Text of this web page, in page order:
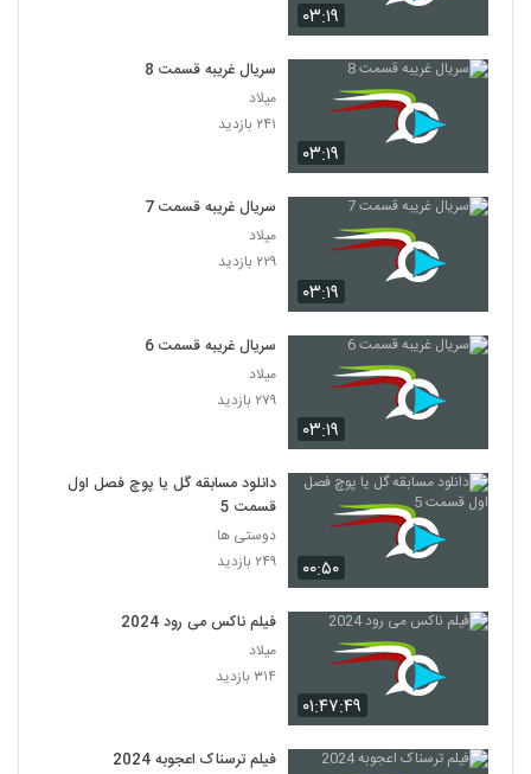
۰۳:۱۹
۰۳:۱۹
سریال غریبه قسمت 8
میلاد
۲۴۱ بازدید
۰۳:۱۹
سریال غریبه قسمت 7
میلاد
۲۲۹ بازدید
۰۳:۱۹
سریال غریبه قسمت 6
میلاد
۲۷۹ بازدید
۰۰:۵۰
دانلود مسابقه گل یا پوچ فصل اول
قسمت 5
دوستی ها
۲۴۹ بازدید
۰۱:۴۷:۴۹
فیلم ناکس می رود 2024
میلاد
۳۱۴ بازدید
فیلم ترسناک اعجوبه 2024